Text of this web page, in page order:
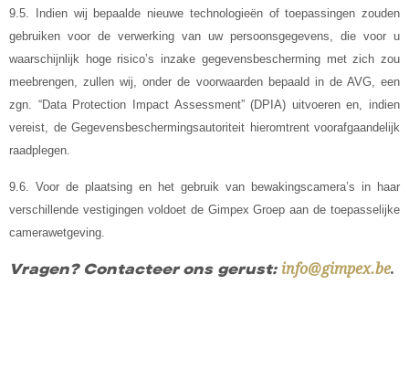
9.5. Indien wij bepaalde nieuwe technologieën of toepassingen zouden
gebruiken voor de verwerking van uw persoonsgegevens, die voor u
waarschijnlijk hoge risico’s inzake gegevensbescherming met zich zou
meebrengen, zullen wij, onder de voorwaarden bepaald in de AVG, een
zgn. “Data Protection Impact Assessment” (DPIA) uitvoeren en, indien
vereist, de Gegevensbeschermingsautoriteit hieromtrent voorafgaandelijk
raadplegen.
9.6. Voor de plaatsing en het gebruik van bewakingscamera’s in haar
verschillende vestigingen voldoet de Gimpex Groep aan de toepasselijke
camerawetgeving.
Vragen? Contacteer ons gerust: info@gimpex.be.